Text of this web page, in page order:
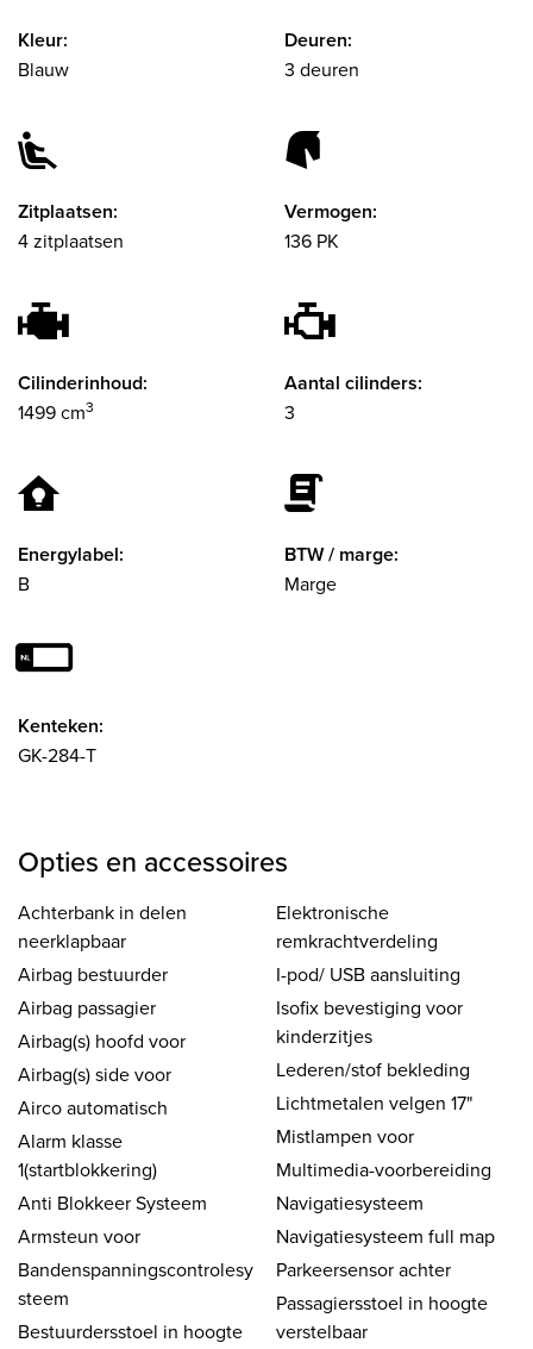
Kleur:
Blauw
Deuren:
3 deuren
Zitplaatsen:
4 zitplaatsen
Vermogen:
136 PK
Cilinderinhoud:
1499 cm3
Aantal cilinders:
3
Energylabel:
B
BTW / marge:
Marge
Kenteken:
GK-284-T
Opties en accessoires
Achterbank in delen
neerklapbaar
Airbag bestuurder
Airbag passagier
Airbag(s) hoofd voor
Airbag(s) side voor
Airco automatisch
Alarm klasse
1(startblokkering)
Anti Blokkeer Systeem
Armsteun voor
Bandenspanningscontrolesy
steem
Bestuurdersstoel in hoogte
Elektronische
remkrachtverdeling
I-pod/ USB aansluiting
Isofix bevestiging voor
kinderzitjes
Lederen/stof bekleding
Lichtmetalen velgen 17"
Mistlampen voor
Multimedia-voorbereiding
Navigatiesysteem
Navigatiesysteem full map
Parkeersensor achter
Passagiersstoel in hoogte
verstelbaar